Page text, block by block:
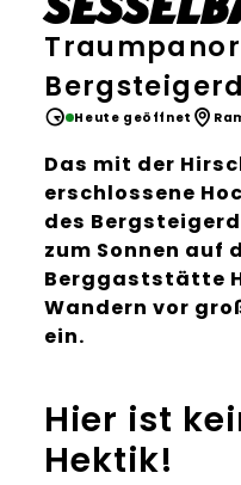
Heute geöffnet
Das mit der
erschlossene
des
zum Sonnen auf
Berggaststätte
Wandern vor
ein.
Hier ist
Hektik!